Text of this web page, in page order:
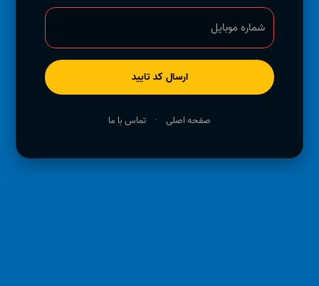
شماره موبایل
ارسال کد تایید
صفحه اصلی · تماس با ما